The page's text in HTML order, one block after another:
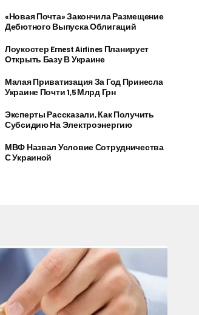
«Новая Почта» Закончила Размещение
Дебютного Выпуска Облигаций
Лоукостер Ernest Airlines Планирует
Открыть Базу В Украине
Малая Приватизация За Год Принесла
Украине Почти 1,5 Млрд Грн
Эксперты Рассказали, Как Получить
Субсидию На Электроэнергию
МВФ Назвал Условие Сотрудничества
С Украиной